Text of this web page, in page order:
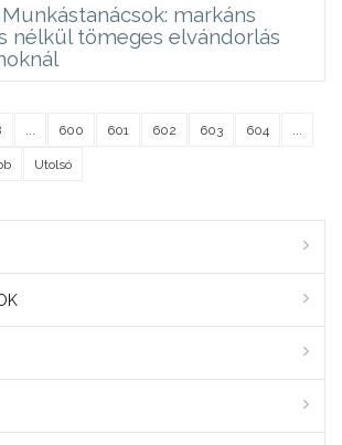
markáns
nélkül tömeges elvándorlás
600 601 602 603 604
Utolsó